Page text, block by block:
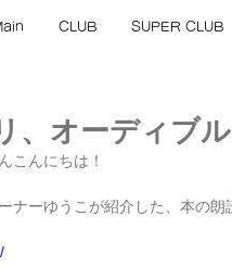
CLUB SUPER CLUB
、オーディブ
こんにちは！
ナーゆうこが紹介した、本の朗